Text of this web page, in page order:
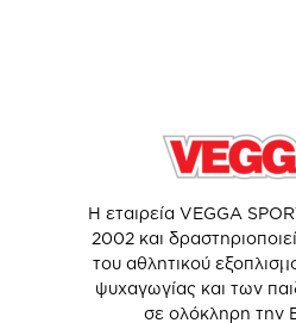
Η εταιρεία VEGGA
2002 και
του αθλητικού
ψυχαγωγίας και των
σε ολόκληρη την